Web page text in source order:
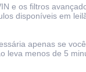
e os filtros
disponíveis em
apenas se
leva menos de 5